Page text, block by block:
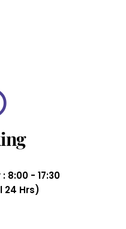
8:00 - 17:30
24 Hrs)